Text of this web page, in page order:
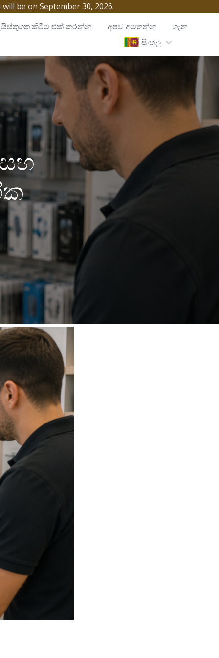
be on September 30, 2026.
කිරීම එක් කරන්න අපව අමතන්න
ගැන
සිංහල